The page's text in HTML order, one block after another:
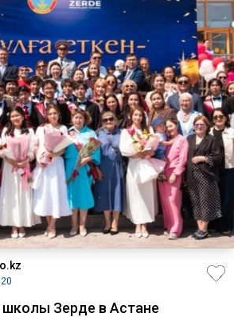
школы Зерде в Астане